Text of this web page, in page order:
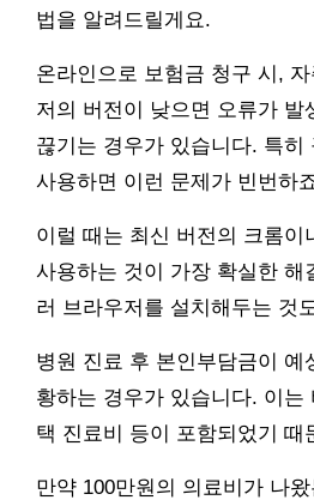
법을 알려드릴게요.
온라인으로 보험금 청구 시,
저의 버전이 낮으면 오류가 발
끊기는 경우가 있습니다. 특히
사용하면 이런 문제가 빈번하
이럴 때는 최신 버전의 크롬이
사용하는 것이 가장 확실한 해
러 브라우저를 설치해두는 것
병원 진료 후 본인부담금이 예
황하는 경우가 있습니다. 이는
택 진료비 등이 포함되었기 때
만약 100만원의 의료비가 나